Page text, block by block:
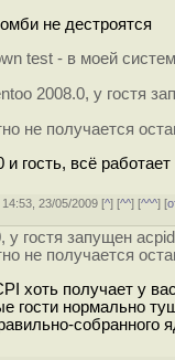
не дестроятся
test - в моей
2008.0, у гостя
не получается
гость, всё работает
14:53, 23/05/2009 [^] [^^] [^^^] [
у гостя запущен
не получается
хоть получает у
гости нормально
собранного